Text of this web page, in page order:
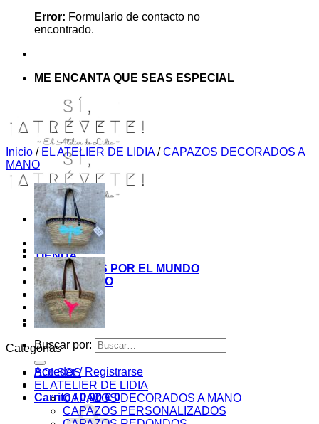
Error: Formulario de contacto no
encontrado.
ME ENCANTA QUE SEAS ESPECIAL
INICIO
TIENDA
MIS COSITAS POR EL MUNDO
EL COMIENZO
BLOG
PAGOS
CONTACTO
Buscar por:
Acceder / Registrarse
Carrito /0,00€ 0
Inicio / EL ATELIER DE LIDIA / CAPAZOS DECORADOS A
MANO
Categorías
BOLSOS
EL ATELIER DE LIDIA
CAPAZOS DECORADOS A MANO
CAPAZOS PERSONALIZADOS